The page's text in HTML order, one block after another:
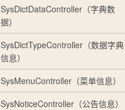
SysDictDataController（字典数
据）
SysDictTypeController（数据字典
信息）
SysMenuController（菜单信息）
SysNoticeController（公告信息）